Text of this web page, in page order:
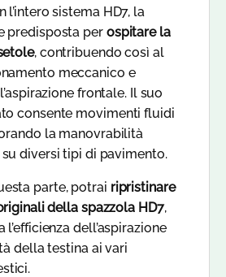
sistema HD7, la
predisposta per ospitare la
, contribuendo così al
meccanico e
frontale. Il suo
consente movimenti fluidi
la manovrabilità
diversi tipi di pavimento.
parte, potrai ripristinare
della spazzola HD7,
dell’aspirazione
della testina ai vari